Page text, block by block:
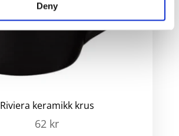
Deny
Riviera keramikk krus
62 kr